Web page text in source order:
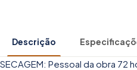
Descrição
SECAGEM: Pessoal da obra 72